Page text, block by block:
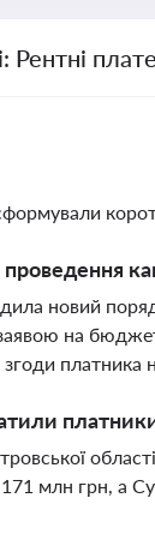
Рентні
проведення
новий
заявою на
платника
171 млн грн, а